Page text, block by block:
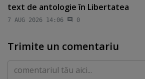
text de antologie în Libertatea
7 AUG 2026 14:06 0
Trimite un comentariu
Comentariu